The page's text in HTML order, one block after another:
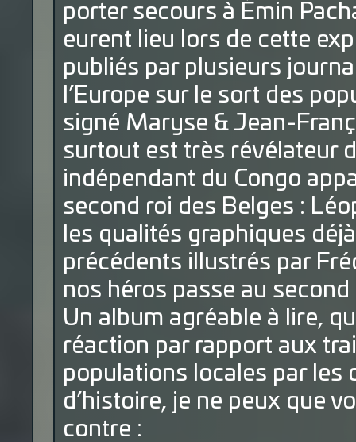
porter secours à Émin
eurent lieu lors de cette
publiés par plusieurs
l’Europe sur le sort des
signé Maryse & Jean-
surtout est très révélateur
indépendant du Congo
second roi des Belges :
les qualités graphiques
précédents illustrés par
nos héros passe au
Un album agréable à lire,
réaction par rapport aux
populations locales par les
d’histoire, je ne peux que
contre :